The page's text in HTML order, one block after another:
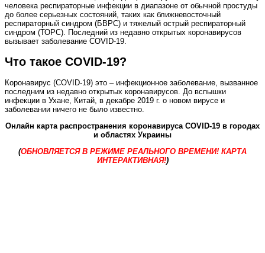
человека респираторные инфекции в диапазоне от обычной простуды
до более серьезных состояний, таких как ближневосточный
респираторный синдром (БВРС) и тяжелый острый респираторный
синдром (ТОРС). Последний из недавно открытых коронавирусов
вызывает заболевание COVID‑19.
Что такое COVID-19?
Коронавирус (COVID‑19) это – инфекционное заболевание, вызванное
последним из недавно открытых коронавирусов. До вспышки
инфекции в Ухане, Китай, в декабре 2019 г. о новом вирусе и
заболевании ничего не было известно.
Онлайн карта распространения коронавируса COVID-19 в городах
и областях Украины
(ОБНОВЛЯЕТСЯ В РЕЖИМЕ РЕАЛЬНОГО ВРЕМЕНИ! КАРТА
ИНТЕРАКТИВНАЯ!)